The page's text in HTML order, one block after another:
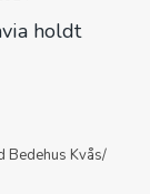
holdt